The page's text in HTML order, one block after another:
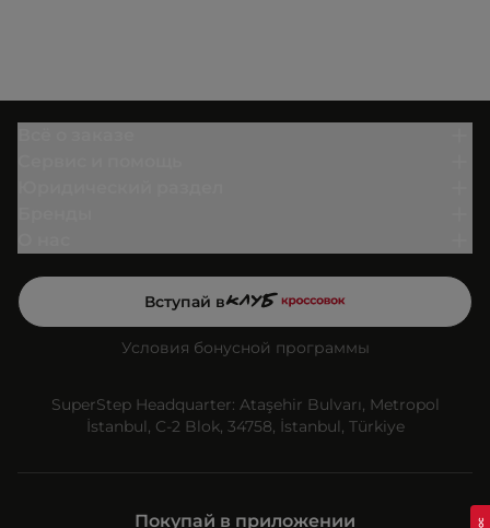
Вступай в
Условия бонусной программы
SuperStep Headquarter: Ataşehir Bulvarı, Metropol
İstanbul, C-2 Blok, 34758, İstanbul, Türkiye
Покупай в приложении